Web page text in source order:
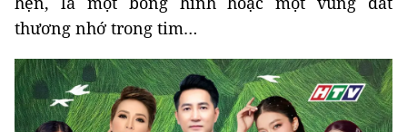
thương nhớ trong tim…